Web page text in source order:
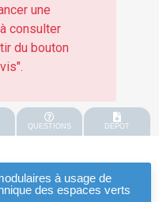
une
consulter
du bouton
QUESTIONS DEPOT
à usage de
des espaces verts